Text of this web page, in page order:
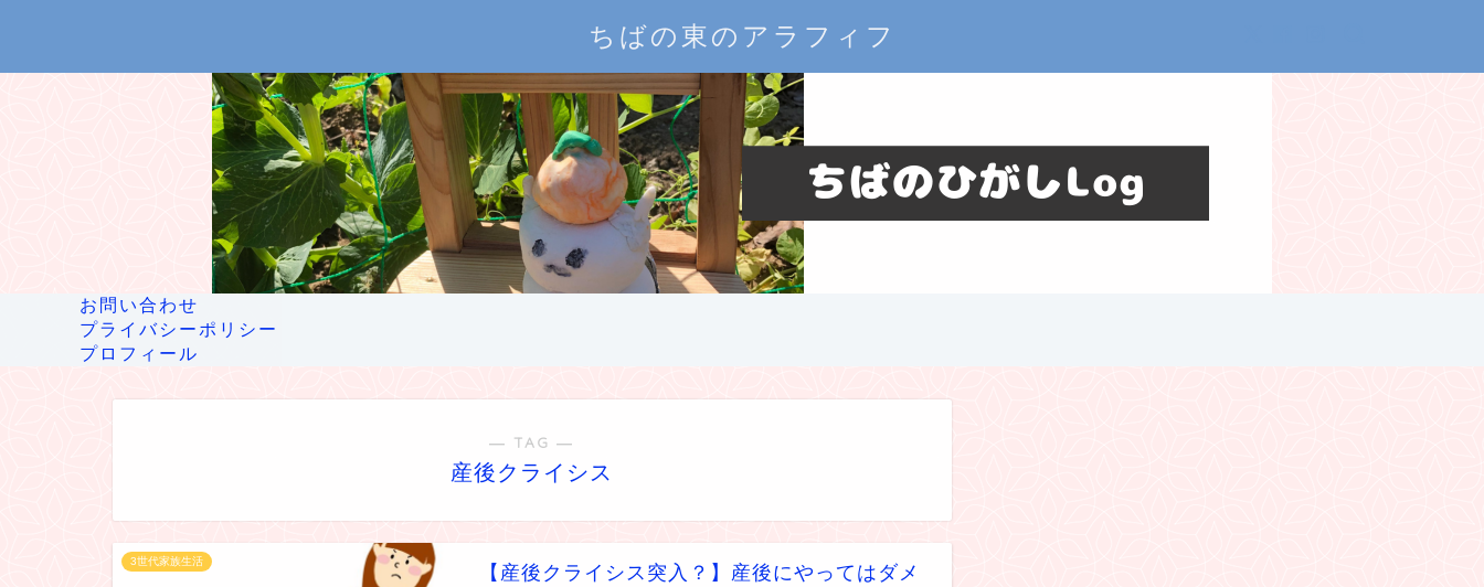
ちばの東のアラフィフ
お問い合わせ
プライバシーポリシー
プロフィール
― TAG ―
産後クライシス
3世代家族生活
【産後クライシス突入？】産後にやってはダメ